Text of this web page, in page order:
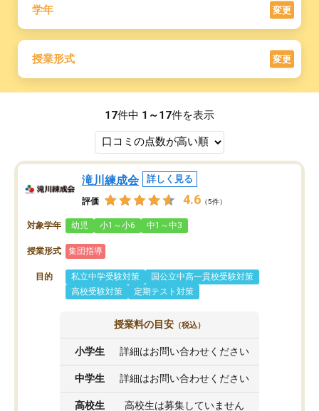
学年 変更
授業形式 変更
17件中 1～17件を表示
滝川練成会 詳しく見る
評価 4.6 （5件）
対象学年 幼児 小1～小6 中1～中3
授業形式 集団指導
目的 私立中学受験対策
国公立中高一貫校受験対策
高校受験対策
定期テスト対策
授業料の目安 （税込）
小学生 詳細はお問い合わせください
中学生 詳細はお問い合わせください
高校生 高校生は募集していません